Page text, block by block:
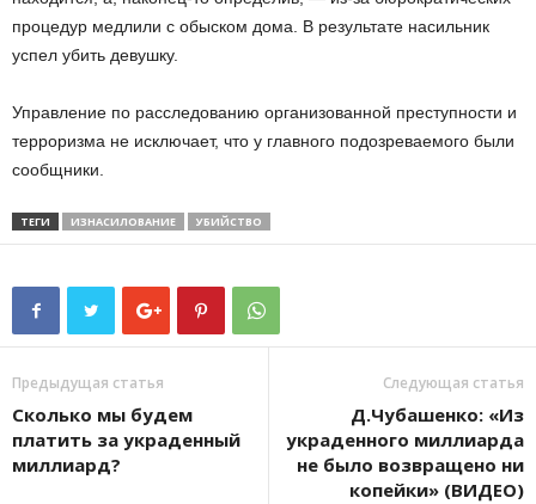
процедур медлили с обыском дома. В результате насильник
успел убить девушку.
Управление по расследованию организованной преступности и
терроризма не исключает, что у главного подозреваемого были
сообщники.
ТЕГИ ИЗНАСИЛОВАНИЕ УБИЙСТВО
Предыдущая статья
Сколько мы будем
платить за украденный
миллиард?
Следующая статья
Д.Чубашенко: «Из
украденного миллиарда
не было возвращено ни
копейки» (ВИДЕО)